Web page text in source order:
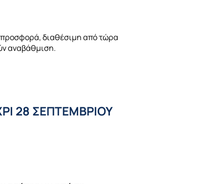
προσφορά, διαθέσιμη από τώρα
αναβάθμιση.
28 ΣΕΠΤΕΜΒΡΙΟΥ